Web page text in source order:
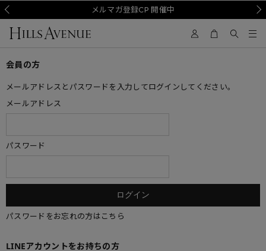
メルマガ登録CP 開催中
会員の方
メールアドレスとパスワードを入力してログインしてください。
メールアドレス
パスワード
パスワードをお忘れの方はこちら
LINEアカウントをお持ちの方